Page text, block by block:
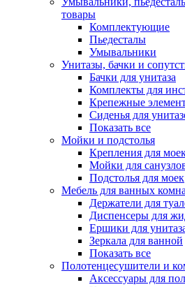
товары
Комплектующие
Пьедесталы
Умывальники
Унитазы, бачки и
Бачки для унитаза
Комплекты для
Крепежные
Сиденья для
Показать все
Мойки и подстолья
Крепления для
Мойки для
Подстолья для моек
Мебель для ванных
Держатели для
Диспенсеры для
Ершики для
Зеркала для ванной
Показать все
Полотенцесушители и
Аксессуары для